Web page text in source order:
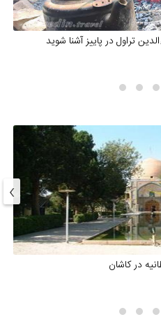
تراول در پاییز آشنا شوید
در کاشان
›